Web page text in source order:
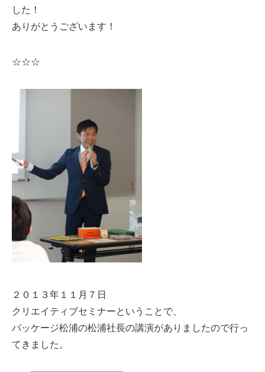
した！
ありがとうございます！
☆☆☆
２０１３年１１月７日
クリエイティブセミナーということで、
パッケージ松浦の松浦社長の講演がありましたので行っ
てきました。